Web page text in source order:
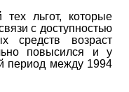
льгот, которые
с доступностью
средств возраст
повысился и у
период между 1994